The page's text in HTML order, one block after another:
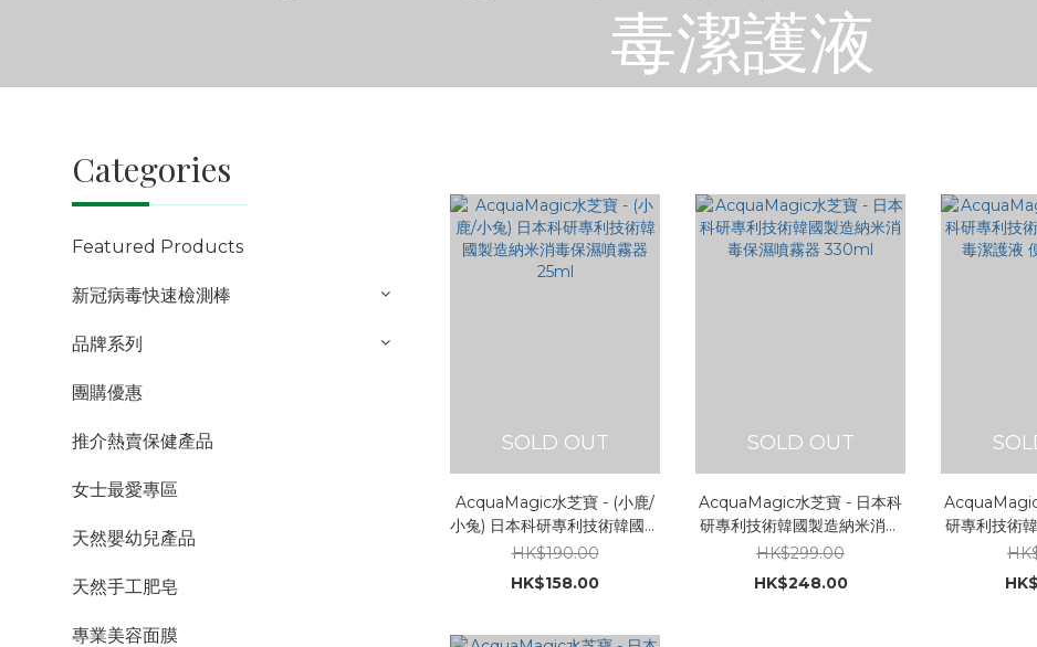
毒潔護液
Categories
Featured Products
新冠病毒快速檢測棒
品牌系列
團購優惠
推介熱賣保健產品
女士最愛專區
天然嬰幼兒產品
天然手工肥皂
專業美容面膜
SOLD OUT
AcquaMagic水芝寶 - (小鹿/
小兔) 日本科研專利技術韓國製
造納米消毒保濕噴霧器 25ml
HK$190.00
HK$158.00
SOLD OUT
AcquaMagic水芝寶 - 日本科
研專利技術韓國製造納米消毒
保濕噴霧器 330ml
HK$299.00
HK$248.00
研專利技術
潔護液